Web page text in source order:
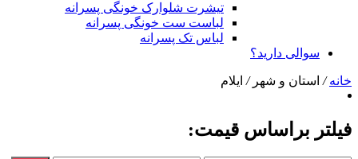
تیشرت شلوارک خونگی پسرانه
لباست ست خونگی پسرانه
لباس تک پسرانه
سوالی دارید؟
خانه/ استان و شهر / ایلام
فیلتر براساس قیمت: